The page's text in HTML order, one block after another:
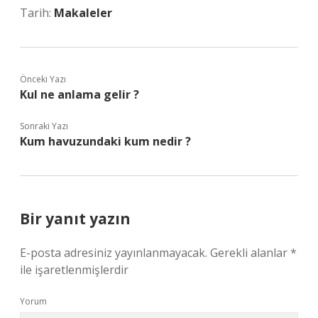
Tarih: Makaleler
Önceki Yazı
Kul ne anlama gelir ?
Sonraki Yazı
Kum havuzundaki kum nedir ?
Bir yanıt yazın
E-posta adresiniz yayınlanmayacak. Gerekli alanlar*
ile işaretlenmişlerdir
Yorum